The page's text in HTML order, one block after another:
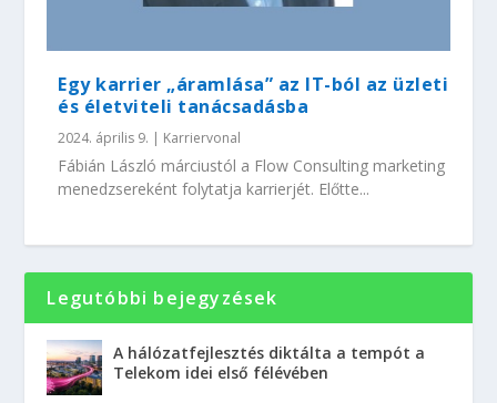
Egy karrier „áramlása” az IT-ból az üzleti
és életviteli tanácsadásba
2024. április 9. | Karriervonal
Fábián László márciustól a Flow Consulting marketing
menedzsereként folytatja karrierjét. Előtte...
Legutóbbi bejegyzések
A hálózatfejlesztés diktálta a tempót a
Telekom idei első félévében